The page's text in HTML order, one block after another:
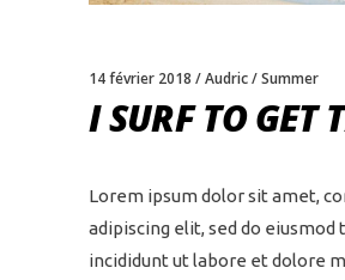
14 février 2018 Audric Summer
I SURF TO GET
Lorem ipsum dolor sit amet,
adipiscing elit, sed do eiusmod
incididunt ut labore et dolore